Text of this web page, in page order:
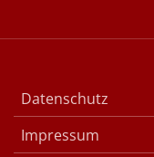
Datenschutz
Impressum